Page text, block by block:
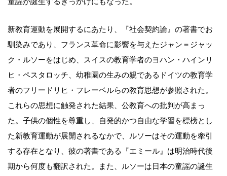
新教育運動を展開するにあたり、『社会契約論』の著書でお
馴染みであり、フランス革命に影響を与えたジャン＝ジャッ
ク・ルソーをはじめ、スイスの教育学者のヨハン・ハインリ
ヒ・ペスタロッチ、幼稚園の生みの親であるドイツの教育学
者のフリードリヒ・フレーベルらの教育思想が参照された。
これらの思想に触発された結果、公教育への批判が高まっ
た。子供の個性を尊重し、自発的かつ自由な学習を標榜とし
た新教育運動が展開されるなかで、ルソーはその運動を牽引
する存在となり、彼の著書である『エミール』は明治時代後
期から何度も翻訳された。また、ルソーは日本の童謡の誕生